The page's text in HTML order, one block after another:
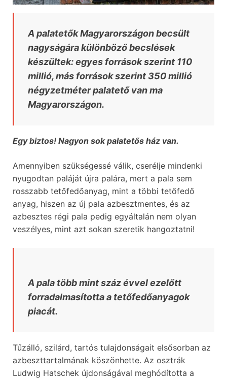
A palatetők Magyarországon becsült
nagyságára különböző becslések
készültek: egyes források szerint 110
millió, más források szerint 350 millió
négyzetméter palatető van ma
Magyarországon.
Egy biztos! Nagyon sok palatetős ház van.
Amennyiben szükségessé válik, cserélje mindenki
nyugodtan paláját újra palára, mert a pala sem
rosszabb tetőfedőanyag, mint a többi tetőfedő
anyag, hiszen az új pala azbesztmentes, és az
azbesztes régi pala pedig egyáltalán nem olyan
veszélyes, mint azt sokan szeretik hangoztatni!
A pala több mint száz évvel ezelőtt
forradalmasította a tetőfedőanyagok
piacát.
Tűzálló, szilárd, tartós tulajdonságait elsősorban az
azbeszttartalmának köszönhette. Az osztrák
Ludwig Hatschek újdonságával meghódította a